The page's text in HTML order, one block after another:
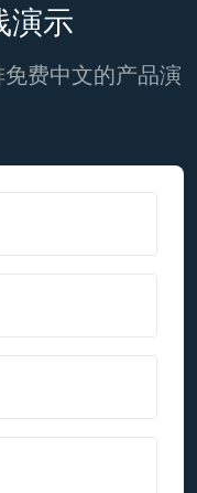
演示
费中文的产品演